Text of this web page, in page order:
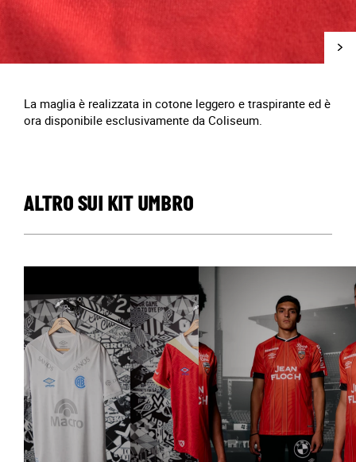
La maglia è realizzata in cotone leggero e traspirante ed è
ora disponibile esclusivamente da Coliseum.
ALTRO SUI KIT UMBRO